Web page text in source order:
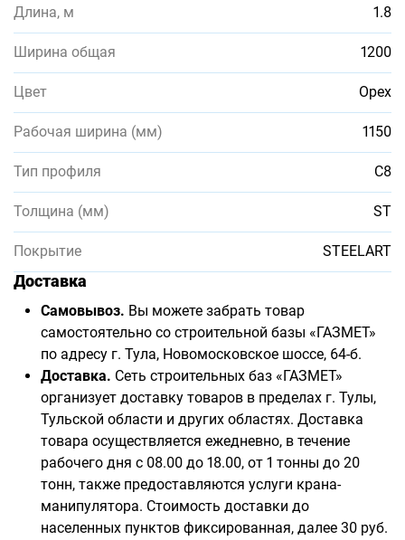
Длина, м 1.8
Ширина общая 1200
Цвет Орех
Рабочая ширина (мм) 1150
Тип профиля С8
Толщина (мм) ST
Покрытие STEELART
Доставка
Самовывоз. Вы можете забрать товар
самостоятельно со строительной базы «ГАЗМЕТ»
по адресу г. Тула, Новомосковское шоссе, 64-б.
Доставка. Сеть строительных баз «ГАЗМЕТ»
организует доставку товаров в пределах г. Тулы,
Тульской области и других областях. Доставка
товара осуществляется ежедневно, в течение
рабочего дня с 08.00 до 18.00, от 1 тонны до 20
тонн, также предоставляются услуги крана-
манипулятора. Стоимость доставки до
населенных пунктов фиксированная, далее 30 руб.